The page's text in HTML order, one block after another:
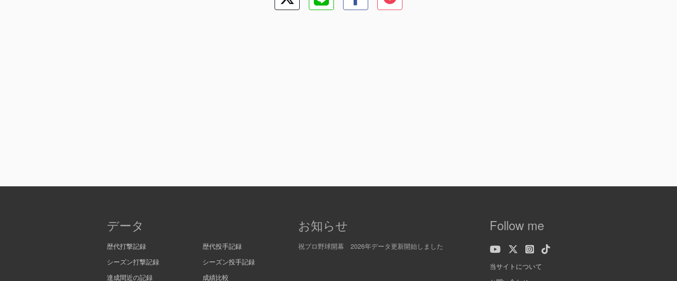
データ
歴代打撃記録
歴代投手記録
シーズン打撃記録
シーズン投手記録
達成間近の記録
成績比較
お知らせ
祝プロ野球開幕 2026年データ更新開始しました
Follow me
当サイトについて